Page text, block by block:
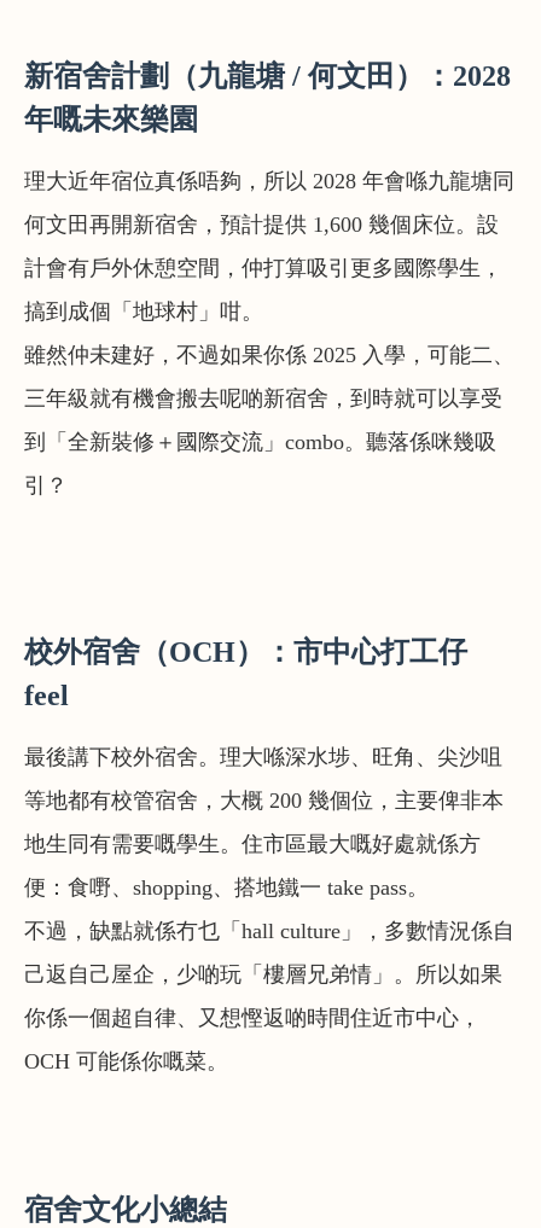
新宿舍計劃（九龍塘 / 何文田）：2028
年嘅未來樂園
理大近年宿位真係唔夠，所以 2028 年會喺九龍塘同
何文田再開新宿舍，預計提供 1,600 幾個床位。設
計會有戶外休憩空間，仲打算吸引更多國際學生，
搞到成個「地球村」咁。
雖然仲未建好，不過如果你係 2025 入學，可能二、
三年級就有機會搬去呢啲新宿舍，到時就可以享受
到「全新裝修＋國際交流」combo。聽落係咪幾吸
引？
校外宿舍（OCH）：市中心打工仔
feel
最後講下校外宿舍。理大喺深水埗、旺角、尖沙咀
等地都有校管宿舍，大概 200 幾個位，主要俾非本
地生同有需要嘅學生。住市區最大嘅好處就係方
便：食嘢、shopping、搭地鐵一 take pass。
不過，缺點就係冇乜「hall culture」，多數情況係自
己返自己屋企，少啲玩「樓層兄弟情」。所以如果
你係一個超自律、又想慳返啲時間住近市中心，
OCH 可能係你嘅菜。
宿舍文化小總結